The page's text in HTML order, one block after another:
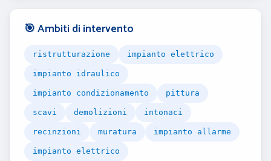
🎯 Ambiti di intervento
ristrutturazione impianto elettrico
impianto idraulico
impianto condizionamento pittura
scavi demolizioni intonaci
recinzioni muratura impianto allarme
impianto elettrico